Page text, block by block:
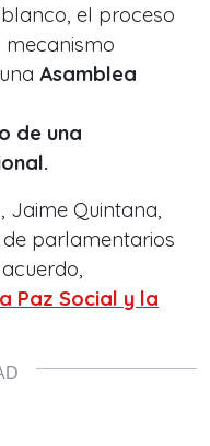
el proceso
mecanismo
Asamblea
de una
Jaime Quintana,
parlamentarios
Paz Social y la